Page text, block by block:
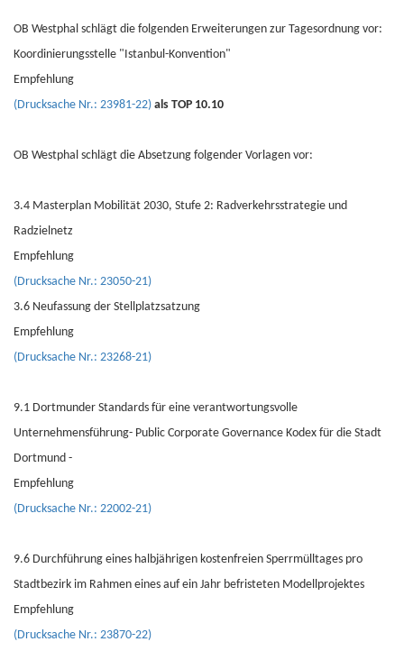
OB Westphal schlägt die folgenden Erweiterungen zur Tagesordnung vor:
Koordinierungsstelle "Istanbul-Konvention"
Empfehlung
(Drucksache Nr.: 23981-22) als TOP 10.10
OB Westphal schlägt die Absetzung folgender Vorlagen vor:
3.4 Masterplan Mobilität 2030, Stufe 2: Radverkehrsstrategie und
Radzielnetz
Empfehlung
(Drucksache Nr.: 23050-21)
3.6 Neufassung der Stellplatzsatzung
Empfehlung
(Drucksache Nr.: 23268-21)
9.1 Dortmunder Standards für eine verantwortungsvolle
Unternehmensführung- Public Corporate Governance Kodex für die Stadt
Dortmund -
Empfehlung
(Drucksache Nr.: 22002-21)
9.6 Durchführung eines halbjährigen kostenfreien Sperrmülltages pro
Stadtbezirk im Rahmen eines auf ein Jahr befristeten Modellprojektes
Empfehlung
(Drucksache Nr.: 23870-22)